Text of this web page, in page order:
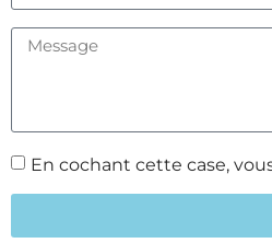
En cochant cette case,